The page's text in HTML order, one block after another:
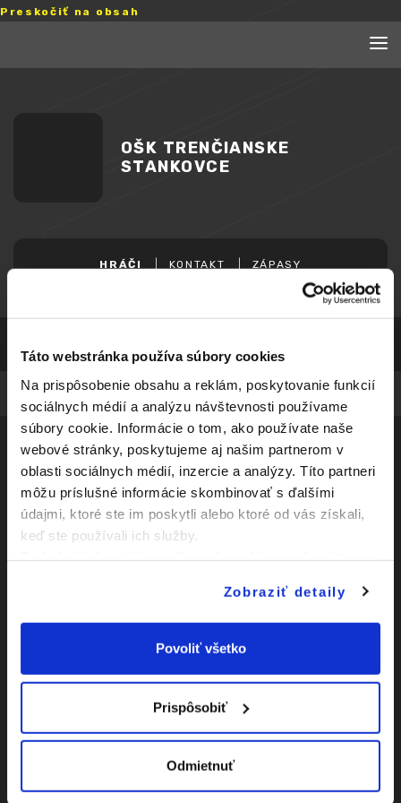
Táto webstránka používa súbory cookies
Na prispôsobenie obsahu a reklám, poskytovanie funkcií
sociálnych médií a analýzu návštevnosti používame
súbory cookie. Informácie o tom, ako používate naše
webové stránky, poskytujeme aj našim partnerom v
oblasti sociálnych médií, inzercie a analýzy. Títo partneri
môžu príslušné informácie skombinovať s ďalšími
údajmi, ktoré ste im poskytli alebo ktoré od vás získali,
keď ste používali ich služby.
Zobraziť detaily
Povoliť všetko
Prispôsobiť
Odmietnuť
Preskočiť na obsah
OŠK TRENČIANSKE
STANKOVCE
HRÁČI KONTAKT ZÁPASY
Zápasy
Kluby
Vyhlásenie o
prístupnosti
Nastavenia Cookies |
webu
Social
Facebook
Instagram